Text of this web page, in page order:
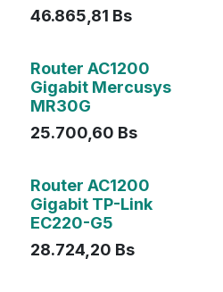
46.865,81 Bs
Agotado
Router AC1200
Gigabit Mercusys
MR30G
25.700,60 Bs
Router AC1200
Gigabit TP-Link
EC220-G5
28.724,20 Bs